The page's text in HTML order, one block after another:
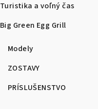
Turistika a voľný čas
Big Green Egg Grill
Modely
ZOSTAVY
PRÍSLUŠENSTVO